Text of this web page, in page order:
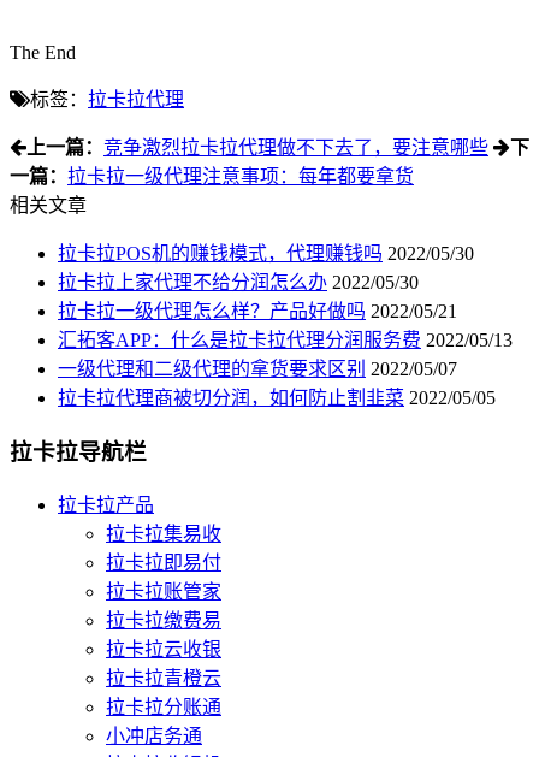
The End
标签： 拉卡拉代理
上一篇： 竞争激烈拉卡拉代理做不下去了，要注意哪些
下
一篇： 拉卡拉一级代理注意事项：每年都要拿货
相关文章
拉卡拉POS机的赚钱模式，代理赚钱吗 2022/05/30
拉卡拉上家代理不给分润怎么办 2022/05/30
拉卡拉一级代理怎么样？产品好做吗 2022/05/21
汇拓客APP：什么是拉卡拉代理分润服务费 2022/05/13
一级代理和二级代理的拿货要求区别 2022/05/07
拉卡拉代理商被切分润，如何防止割韭菜 2022/05/05
拉卡拉导航栏
拉卡拉产品
拉卡拉集易收
拉卡拉即易付
拉卡拉账管家
拉卡拉缴费易
拉卡拉云收银
拉卡拉青橙云
拉卡拉分账通
小冲店务通